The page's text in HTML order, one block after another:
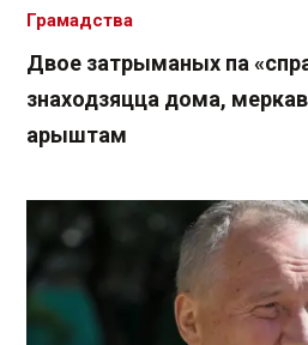
Двое затрыманых па
знаходзяцца дома,
арыштам
Грамадства